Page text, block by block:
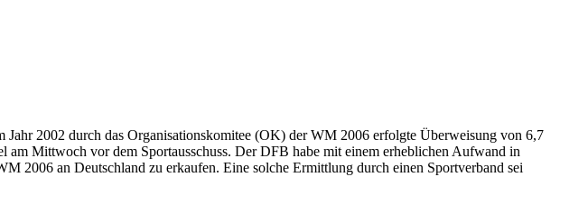
2002 durch das Organisationskomitee (OK) der WM 2006 erfolgte Überweisung von 6,7
Mittwoch vor dem Sportausschuss. Der DFB habe mit einem erheblichen Aufwand in
2006 an Deutschland zu erkaufen. Eine solche Ermittlung durch einen Sportverband sei